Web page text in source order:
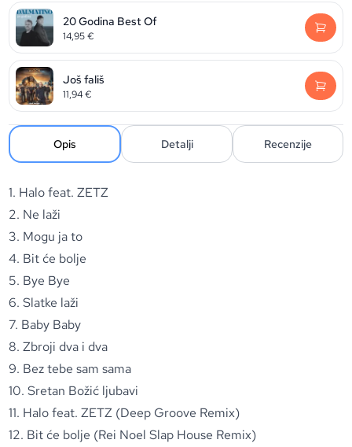
20 Godina Best Of
14,95€
Još fališ
11,94€
Opis Detalji Recenzije
1. Halo feat. ZETZ
2. Ne laži
3. Mogu ja to
4. Bit će bolje
5. Bye Bye
6. Slatke laži
7. Baby Baby
8. Zbroji dva i dva
9. Bez tebe sam sama
10. Sretan Božić ljubavi
11. Halo feat. ZETZ (Deep Groove Remix)
12. Bit će bolje (Rei Noel Slap House Remix)